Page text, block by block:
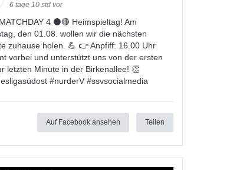
6 tage 10 std vor
4 ⚫🔴 Heimspieltag! Am
den 01.08. wollen wir die nächsten
zuhause holen. 💪 👉 Anpfiff: 16.00 Uhr
vorbei und unterstützt uns von der ersten
letzten Minute in der Birkenallee! 👏
üdost #nurderV #ssvsocialmedia
Auf Facebook ansehen Teilen